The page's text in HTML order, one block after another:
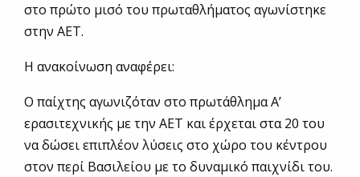
στο πρώτο μισό του πρωταθλήματος αγωνίστηκε
στην ΑΕΤ.
Η ανακοίνωση αναφέρει:
Ο παίχτης αγωνιζόταν στο πρωτάθλημα Α’
ερασιτεχνικής με την ΑΕΤ και έρχεται στα 20 του
να δώσει επιπλέον λύσεις στο χώρο του κέντρου
στον περί Βασιλείου με το δυναμικό παιχνίδι του.